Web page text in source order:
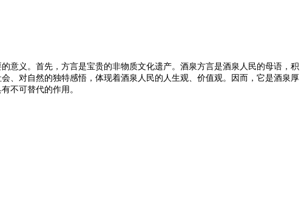
意义。首先，方言是宝贵的非物质文化遗产。酒泉方言是酒泉人民的母语，积
、对自然的独特感悟，体现着酒泉人民的人生观、价值观。因而，它是酒泉厚
不可替代的作用。